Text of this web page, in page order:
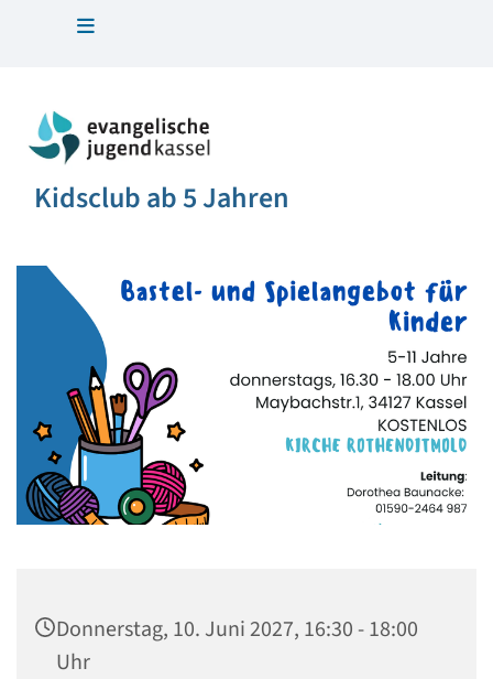
Kidsclub ab 5 Jahren
Donnerstag, 10. Juni 2027, 16:30 - 18:00
Uhr